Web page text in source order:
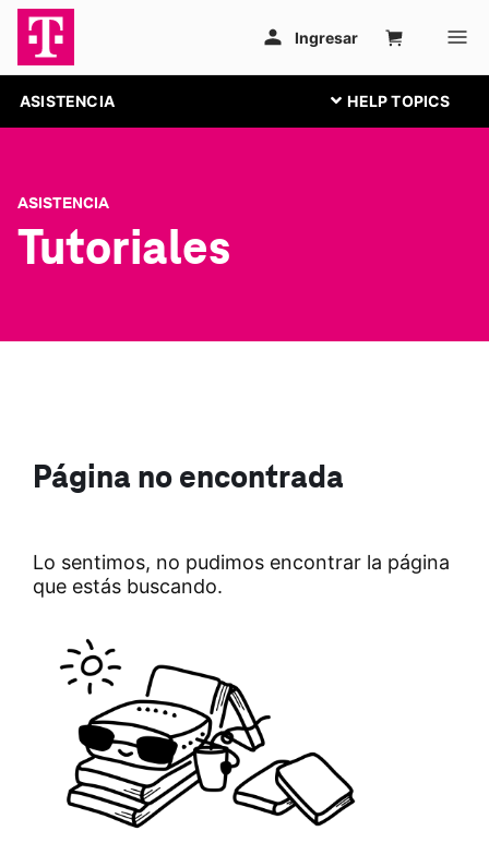
ASISTENCIA
ASISTENCIA
Tutoriales